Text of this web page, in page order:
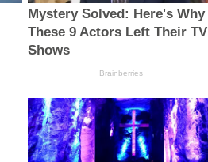
Mystery Solved: Here's Why
These 9 Actors Left Their TV
Shows
Brainberries